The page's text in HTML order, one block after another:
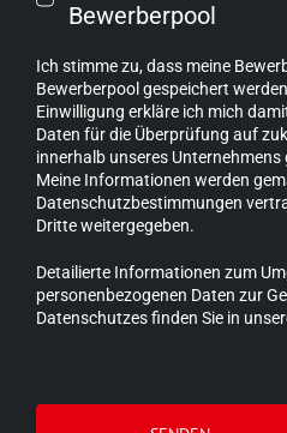
Bewerberpool
Ich stimme zu, dass meine
Bewerberpool gespeichert
Einwilligung erkläre ich mich
Daten für die Überprüfung auf
innerhalb unseres
Meine Informationen werden
Datenschutzbestimmungen
Dritte weitergegeben.
Detailierte Informationen zum
personenbezogenen Daten zur
Datenschutzes finden Sie in